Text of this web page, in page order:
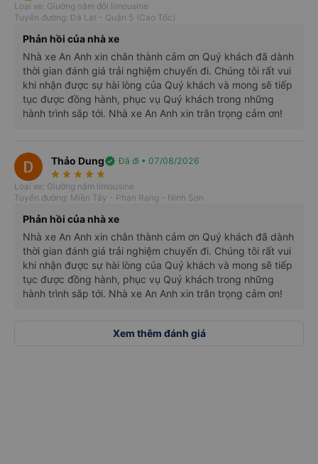
Điểm đón/trả khách tại Đà Lạt
Các điểm đón/trả và trung chuyển
116 Quốc lộ 13 (Gần BX Miền Đông cũ), Bình Thạnh.
Tại Đà Lạt:
Trung chuyển nội thành Đà Lạt bán kính 5km.
Madagui (QL20).
Đèo Bảo Lộc.
Siêu thị Coop Mart Bảo Lộc.
Loại xe: Giường nằm đôi limousine
Tuyến đường: Đà Lạt - Quận 5 (Cao Tốc)
Phản hồi của nhà xe
Nhà xe An Anh xin chân thành cảm ơn Quý khách đã dành
thời gian đánh giá trải nghiệm chuyến đi. Chúng tôi rất vui
khi nhận được sự hài lòng của Quý khách và mong sẽ tiếp
tục được đồng hành, phục vụ Quý khách trong những
hành trình sắp tới. Nhà xe An Anh xin trân trọng cảm ơn!
Thảo Dungverified Đã đi • 07/08/2026
star_rate star_rate star_rate star_rate star_rate
Loại xe: Giường nằm limousine
Tuyến đường: Miền Tây - Phan Rang - Ninh Sơn
Phản hồi của nhà xe
Nhà xe An Anh xin chân thành cảm ơn Quý khách đã dành
thời gian đánh giá trải nghiệm chuyến đi. Chúng tôi rất vui
khi nhận được sự hài lòng của Quý khách và mong sẽ tiếp
tục được đồng hành, phục vụ Quý khách trong những
hành trình sắp tới. Nhà xe An Anh xin trân trọng cảm ơn!
Xem thêm đánh giá